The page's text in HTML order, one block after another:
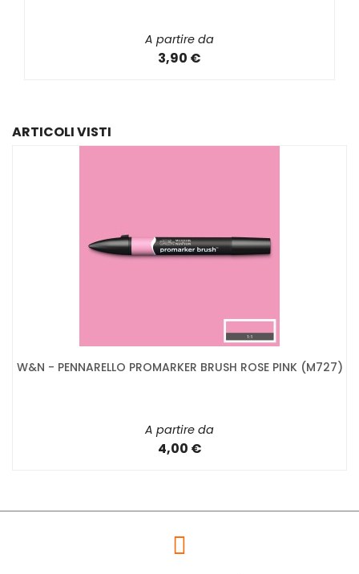
A partire da
3,90 €
ARTICOLI VISTI
W&N - PENNARELLO PROMARKER BRUSH ROSE PINK (M727)
A partire da
4,00 €